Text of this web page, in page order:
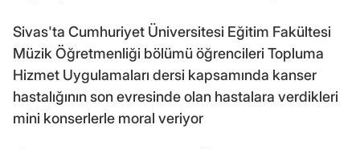
Sivas'ta Cumhuriyet Üniversitesi Eğitim Fakültesi
Müzik Öğretmenliği bölümü öğrencileri Topluma
Hizmet Uygulamaları dersi kapsamında kanser
hastalığının son evresinde olan hastalara verdikleri
mini konserlerle moral veriyor